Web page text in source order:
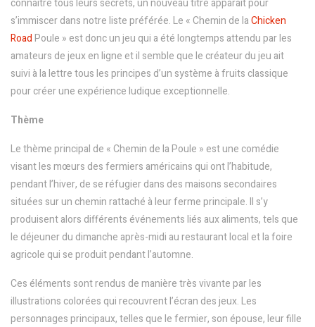
connaître tous leurs secrets, un nouveau titre apparaît pour
s’immiscer dans notre liste préférée. Le « Chemin de laChicken
RoadPoule » est donc un jeu qui a été longtemps attendu par les
amateurs de jeux en ligne et il semble que le créateur du jeu ait
suivi à la lettre tous les principes d’un système à fruits classique
pour créer une expérience ludique exceptionnelle.
Thème
Le thème principal de « Chemin de la Poule » est une comédie
visant les mœurs des fermiers américains qui ont l’habitude,
pendant l’hiver, de se réfugier dans des maisons secondaires
situées sur un chemin rattaché à leur ferme principale. Il s’y
produisent alors différents événements liés aux aliments, tels que
le déjeuner du dimanche après-midi au restaurant local et la foire
agricole qui se produit pendant l’automne.
Ces éléments sont rendus de manière très vivante par les
illustrations colorées qui recouvrent l’écran des jeux. Les
personnages principaux, telles que le fermier, son épouse, leur fille